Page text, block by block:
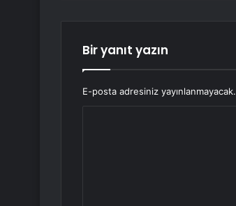
Bir yanıt yazın
E-posta adresiniz yayınlanmayacak.